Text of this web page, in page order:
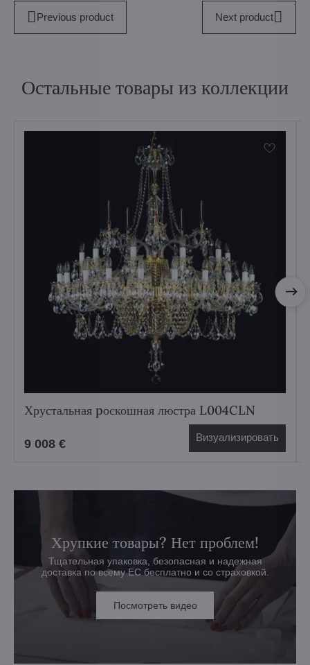
Previous product Next product
Остальные товары из коллекции
Хрустальная pоскошная люстра L004CLN
9 008 € Визуализировать
Хрупкие товары? Нет проблем!
Тщательная упаковка, безопасная и надежная
доставка по всему ЕС бесплатно и со страховкой.
Посмотреть видео